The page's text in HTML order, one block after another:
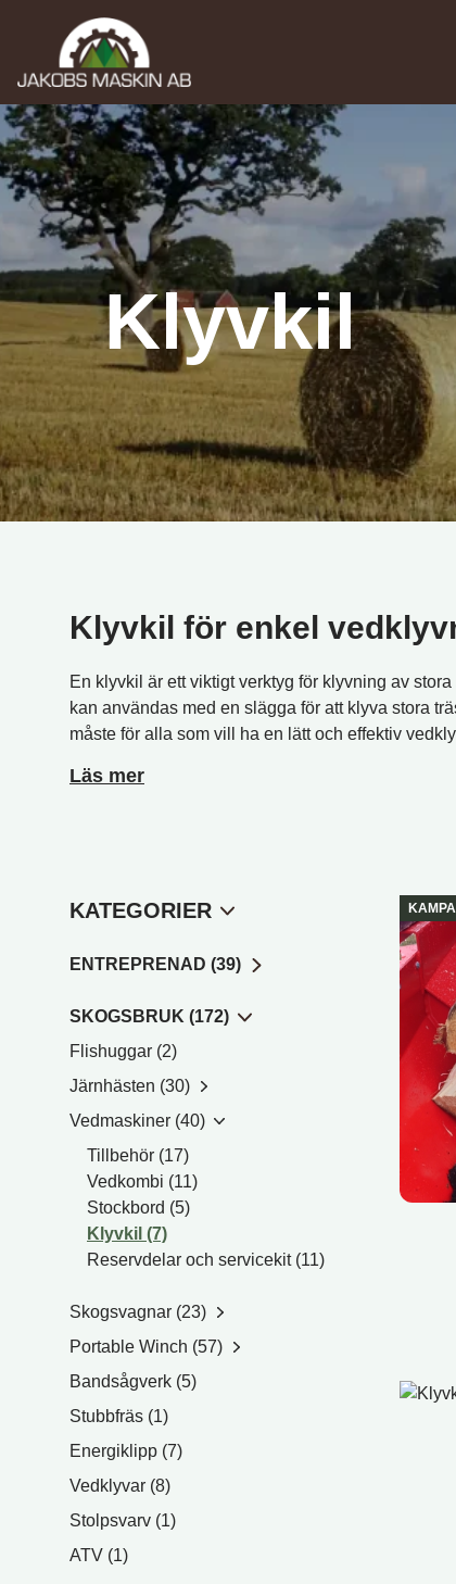
Klyvkil
Klyvkil för enkel
En klyvkil är ett viktigt verktyg för klyvning av
kan användas med en slägga för att klyva stora
måste för alla som vill ha en lätt och effektiv
Läs mer
KATEGORIER
ENTREPRENAD (39)
SKOGSBRUK (172)
Flishuggar (2)
Järnhästen (30)
Vedmaskiner (40)
Tillbehör (17)
Vedkombi (11)
Stockbord (5)
Klyvkil (7)
Reservdelar och servicekit (11)
Skogsvagnar (23)
Portable Winch (57)
Bandsågverk (5)
Stubbfräs (1)
Energiklipp (7)
Vedklyvar (8)
Stolpsvarv (1)
ATV (1)